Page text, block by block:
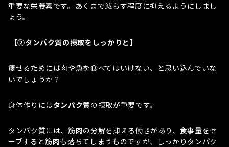
重要な栄養素です。あくまで減らす程度に抑えるようにしまし
ょう。
【②タンパク質の摂取をしっかりと】
痩せるためには肉や魚を食べてはいけない、と思い込んでいな
いでしょうか？
身体作りにはタンパク質の摂取が重要です。
タンパク質には、筋肉の分解を抑える働きがあり、食事量をセ
ーブすると筋肉も落ちてしまうものですが、しっかりタンパク